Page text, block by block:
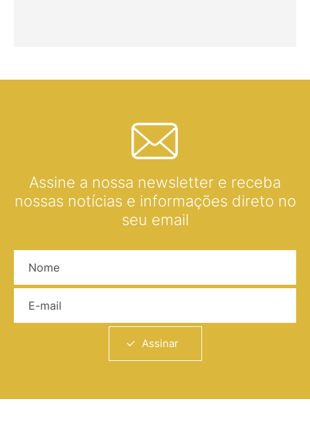
Assine a nossa newsletter e receba
nossas notícias e informações direto no
seu email
Assinar